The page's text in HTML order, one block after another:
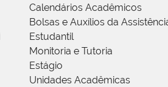
Calendários Acadêmicos
Bolsas e Auxílios da
Estudantil
Monitoria e Tutoria
Estágio
Unidades Acadêmicas